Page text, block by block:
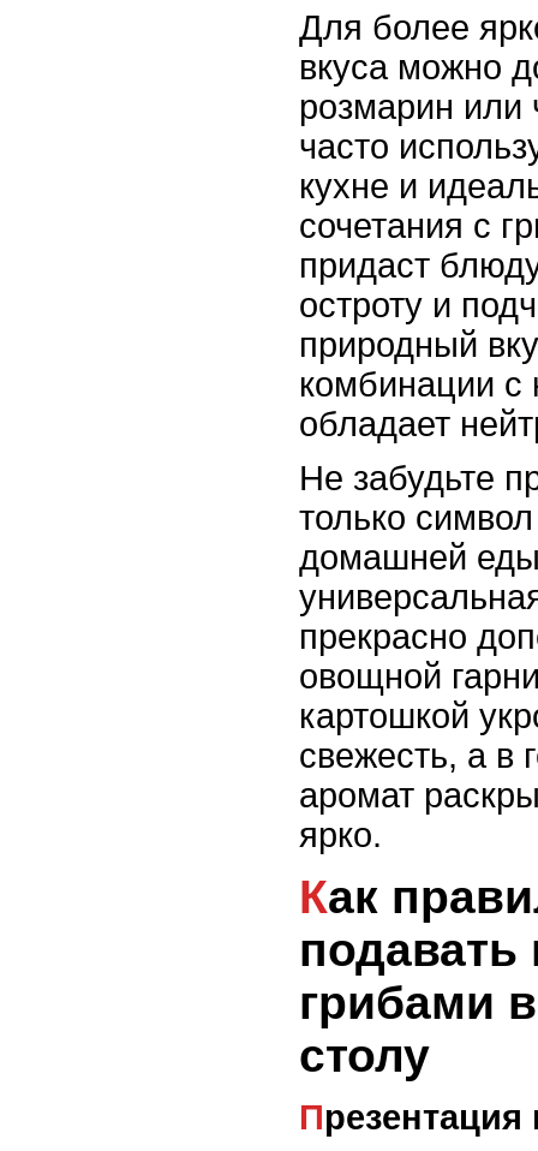
Для более
вкуса можно
розмарин или
часто
кухне и
сочетания с
придаст
остроту и
природный
комбинации с
обладает
Не забудьте
только
домашней
прекрасно
овощной
картошкой
свежесть, а в
аромат
ярко.
Как правильно
подавать
грибами
столу